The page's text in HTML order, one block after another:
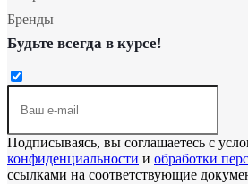
Бренды
Будьте всегда в курсе!
Подписываясь, вы соглашаетесь с
конфиденциальности и обработки
ссылками на соответствующие